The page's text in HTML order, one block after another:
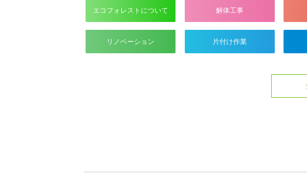
エコフォレストについて 解体工事
リノベーション 片付け作業